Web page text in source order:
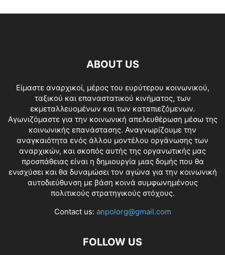
ABOUT US
Είμαστε αναρχικοί, μέρος του ευρύτερου κοινωνικού,
ταξικού και επαναστατικού κινήματος, των
εκμεταλλευομένων και των καταπιεζόμενων.
Αγωνιζόμαστε για την κοινωνική απελευθέρωση μέσω της
κοινωνικής επανάστασης. Αναγνωρίζουμε την
αναγκαιότητα ενός άλλου μοντέλου οργάνωσης των
αναρχικών, και σκοπός αυτής της οργανωτικής μας
προσπάθειας είναι η δημιουργία μιας δομής που θα
ενισχύσει και θα δυναμώσει τον αγώνα για την κοινωνική
αυτοδιεύθυνση με βάση κοινά συμφωνημένους
πολιτικούς στρατηγικούς στόχους.
Contact us: anpolorg@gmail.com
FOLLOW US